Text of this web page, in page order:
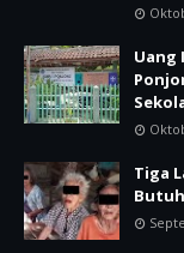
Uang
Tiga